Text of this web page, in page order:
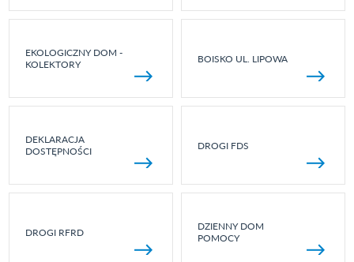
EKOLOGICZNY DOM -
KOLEKTORY
BOISKO UL. LIPOWA
DEKLARACJA
DOSTĘPNOŚCI
DROGI FDS
DROGI RFRD
DZIENNY DOM
POMOCY